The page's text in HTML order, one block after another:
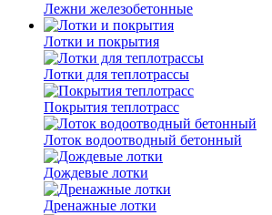
Лежни железобетонные
Лотки и покрытия
Лотки для теплотрассы
Покрытия теплотрасс
Лоток водоотводный бетонный
Дождевые лотки
Дренажные лотки